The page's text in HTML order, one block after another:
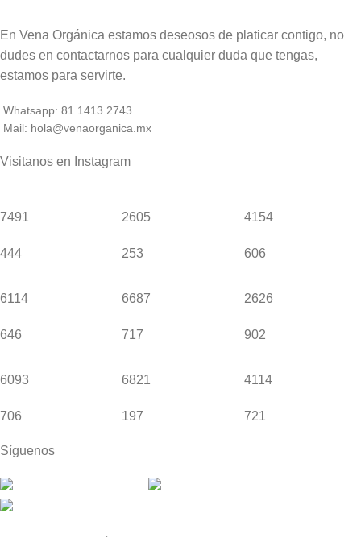
En Vena Orgánica estamos deseosos de platicar contigo, no
dudes en contactarnos para cualquier duda que tengas,
estamos para servirte.
Whatsapp: 81.1413.2743
Mail: hola@venaorganica.mx
Visitanos en Instagram
7491
444
2605
253
4154
606
6114
646
6687
717
2626
902
6093
706
6821
197
4114
721
Síguenos